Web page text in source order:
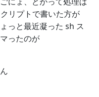
リプトで書いた方が
っと最近凝った sh ス
ったのが